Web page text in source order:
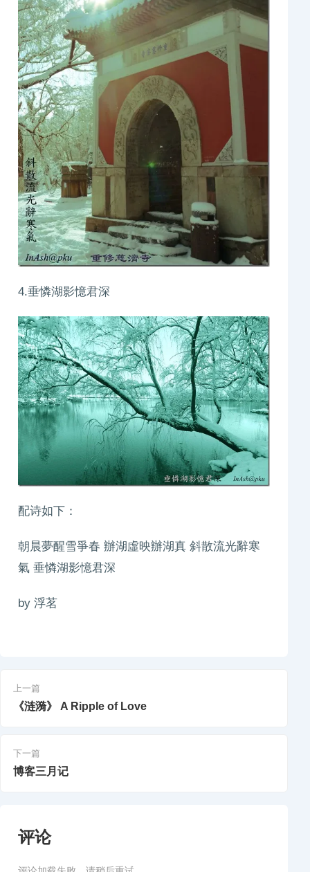
4.垂憐湖影憶君深
配诗如下：
朝晨夢醒雪爭春 辦湖虛映辦湖真 斜散流光辭寒
氣 垂憐湖影憶君深
by 浮茗
上一篇
《涟漪》 A Ripple of Love
下一篇
博客三月记
评论